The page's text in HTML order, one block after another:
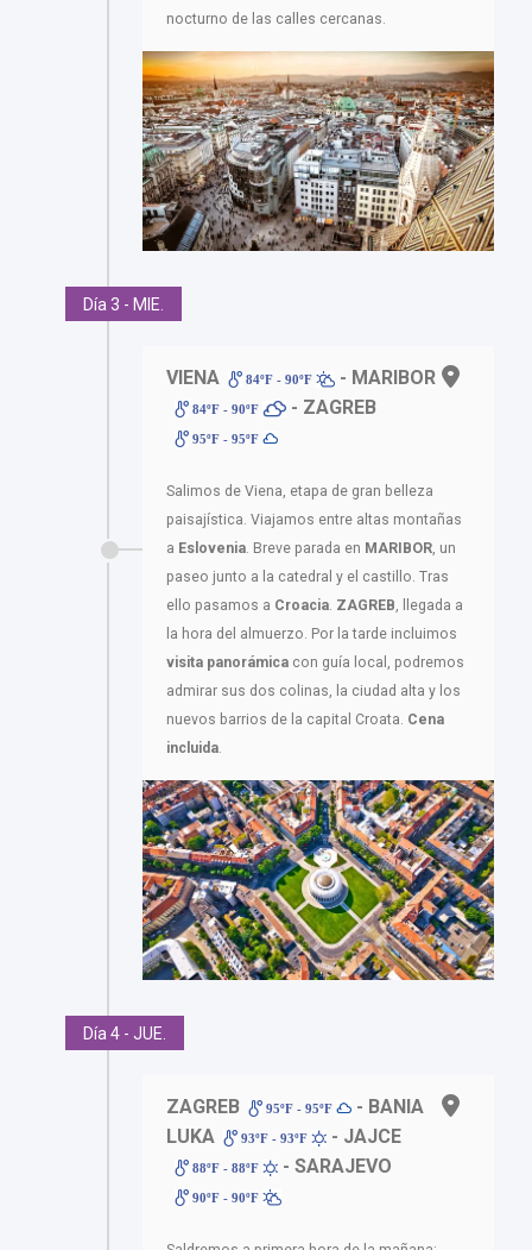
nocturno de las calles cercanas.
Día 3 - MIE.
VIENA 84ºF - 90ºF - MARIBOR
84ºF - 90ºF - ZAGREB
95ºF - 95ºF
Salimos de Viena, etapa de gran belleza
paisajística. Viajamos entre altas montañas
a Eslovenia. Breve parada en MARIBOR, un
paseo junto a la catedral y el castillo. Tras
ello pasamos a Croacia. ZAGREB, llegada a
la hora del almuerzo. Por la tarde incluimos
visita panorámica con guía local, podremos
admirar sus dos colinas, la ciudad alta y los
nuevos barrios de la capital Croata. Cena
incluida.
Día 4 - JUE.
ZAGREB 95ºF - 95ºF
- BANIA
LUKA
93ºF - 93ºF - JAJCE
88ºF - 88ºF - SARAJEVO
90ºF - 90ºF